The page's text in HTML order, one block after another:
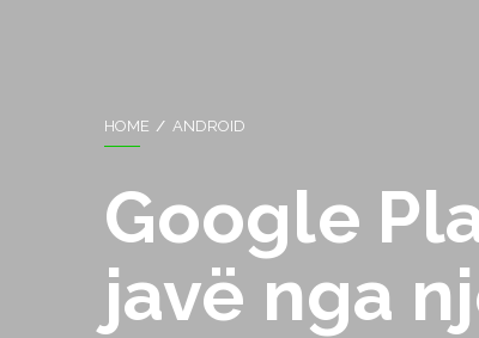
HOME ANDROID
Google
javë nga